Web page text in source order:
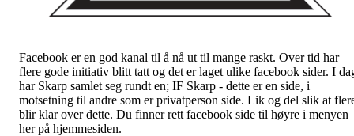
Facebook er en god kanal til å nå ut til mange raskt. Over tid har
flere gode initiativ blitt tatt og det er laget ulike facebook sider. I
har Skarp samlet seg rundt en; IF Skarp - dette er en side, i
motsetning til andre som er privatperson side. Lik og del slik at
blir klar over dette. Du finner rett facebook side til høyre i menyen
her på hjemmesiden.